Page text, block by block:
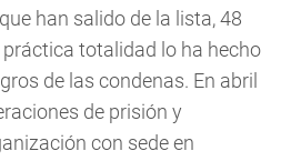
han salido de la lista, 48
totalidad lo ha hecho
de las condenas. En abril
de prisión y
con sede en